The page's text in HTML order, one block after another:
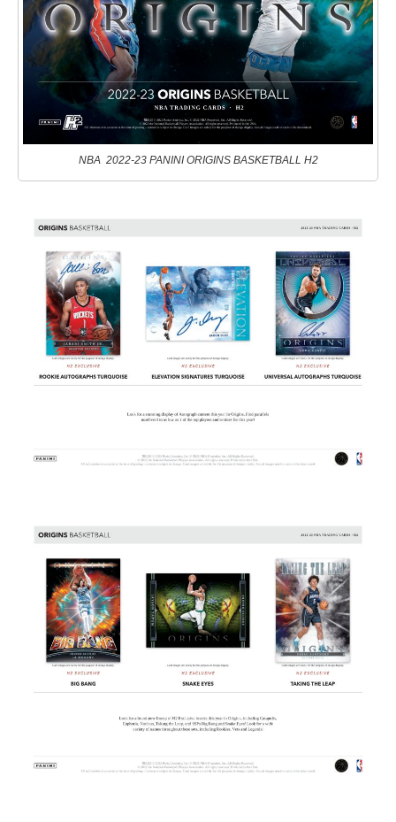
NBA 2022-23 PANINI ORIGINS BASKETBALL H2